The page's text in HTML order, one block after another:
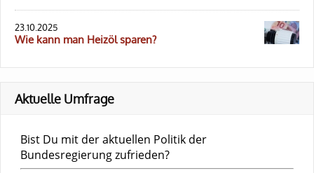
23.10.2025
Wie kann man Heizöl sparen?
Aktuelle Umfrage